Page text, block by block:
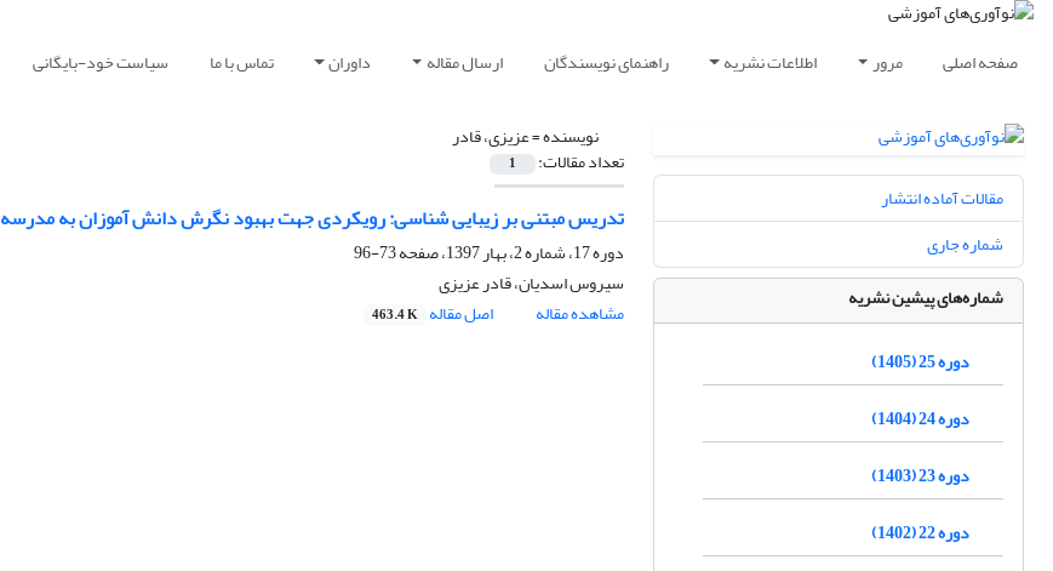
صفحه اصلی مرور اطلاعات نشریه راهنمای نویسندگان ارسال مقاله داوران تماس با ما سیاست خود-بایگانی
نویسنده =عزیزی، قادر
تعداد مقالات: 1
تدریس مبتنی بر زیبایی شناسی: رویکردی جهت بهبود نگرش دانش آموزان به مدرسه
دوره 17، شماره 2، بهار 1397، صفحه
73-96
سیروس اسدیان، قادر عزیزی
مشاهده مقاله
اصل مقاله 463.4 K
مقالات آماده انتشار
شماره جاری
شماره‌های پیشین نشریه
دوره 25 (1405)
دوره 24 (1404)
دوره 23 (1403)
دوره 22 (1402)